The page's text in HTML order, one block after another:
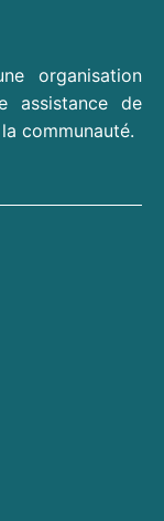
organisation
assistance de
communauté.